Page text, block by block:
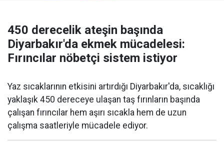
450 derecelik ateşin başında
Diyarbakır'da ekmek mücadelesi:
Fırıncılar nöbetçi sistem istiyor
Yaz sıcaklarının etkisini artırdığı Diyarbakır'da, sıcaklığı
yaklaşık 450 dereceye ulaşan taş fırınların başında
çalışan fırıncılar hem aşırı sıcakla hem de uzun
çalışma saatleriyle mücadele ediyor.